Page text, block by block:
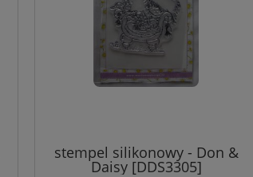
stempel silikonowy - Don &
Daisy [DDS3305]